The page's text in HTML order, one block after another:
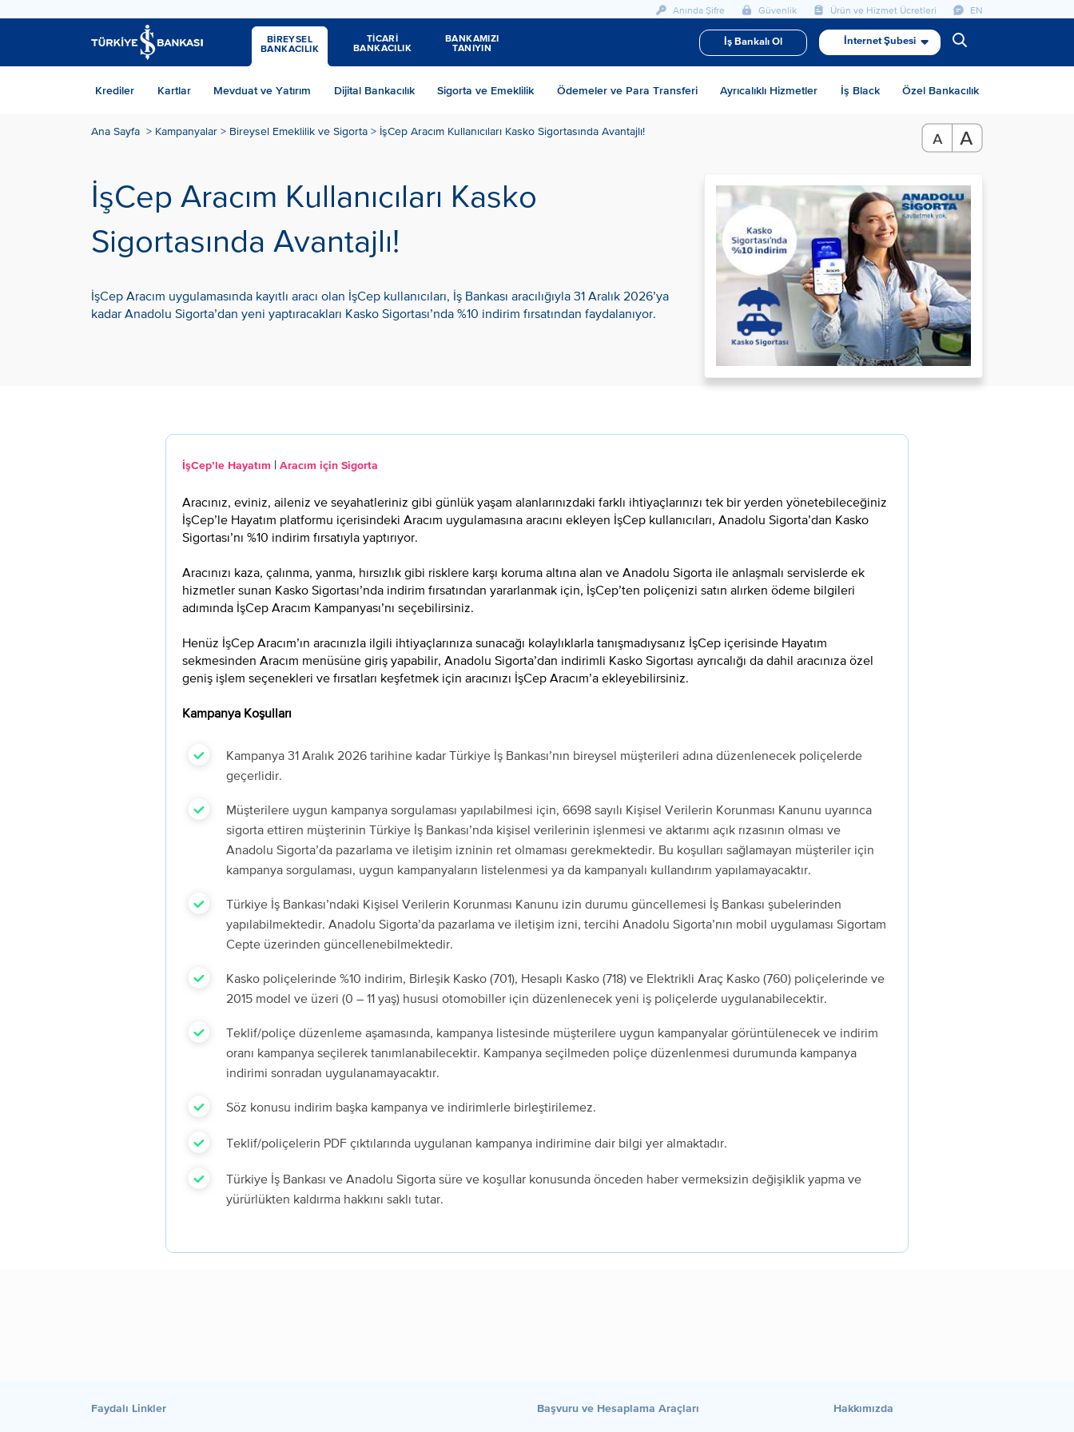
Anında Şifre Güvenlik Ürün ve Hizmet Ücretleri EN
BİREYSEL
BANKACILIK
TİCARİ
BANKACILIK
BANKAMIZI
TANIYIN
İş Bankalı Ol İnternet Şubesi
Krediler Kartlar Mevduat ve Yatırım Dijital Bankacılık Sigorta ve Emeklilik Ödemeler ve Para Transferi Ayrıcalıklı Hizmetler İş Black Özel Bankacılık
Ana Sayfa > Kampanyalar > Bireysel Emeklilik ve Sigorta > İşCep Aracım Kullanıcıları Kasko Sigortasında Avantajlı!
İşCep Aracım Kullanıcıları Kasko
Sigortasında Avantajlı!
İşCep Aracım uygulamasında kayıtlı aracı olan İşCep kullanıcıları, İş Bankası aracılığıyla 31 Aralık 2026’ya
kadar Anadolu Sigorta’dan yeni yaptıracakları Kasko Sigortası’nda %10 indirim fırsatından faydalanıyor.
İşCep’le Hayatım | Aracım için Sigorta
Aracınız, eviniz, aileniz ve seyahatleriniz gibi günlük yaşam alanlarınızdaki farklı ihtiyaçlarınızı tek bir yerden yönetebileceğiniz
İşCep’le Hayatım platformu içerisindeki Aracım uygulamasına aracını ekleyen İşCep kullanıcıları, Anadolu Sigorta’dan Kasko
Sigortası’nı %10 indirim fırsatıyla yaptırıyor.
Aracınızı kaza, çalınma, yanma, hırsızlık gibi risklere karşı koruma altına alan ve Anadolu Sigorta ile anlaşmalı servislerde ek
hizmetler sunan Kasko Sigortası’nda indirim fırsatından yararlanmak için, İşCep’ten poliçenizi satın alırken ödeme bilgileri
adımında İşCep Aracım Kampanyası’nı seçebilirsiniz.
Henüz İşCep Aracım’ın aracınızla ilgili ihtiyaçlarınıza sunacağı kolaylıklarla tanışmadıysanız İşCep içerisinde Hayatım
sekmesinden Aracım menüsüne giriş yapabilir, Anadolu Sigorta’dan indirimli Kasko Sigortası ayrıcalığı da dahil aracınıza özel
geniş işlem seçenekleri ve fırsatları keşfetmek için aracınızı İşCep Aracım’a ekleyebilirsiniz.
Kampanya Koşulları
​Kampanya 31 Aralık 2026 tarihine kadar Türkiye İş Bankası’nın bireysel müşterileri adına düzenlenecek poliçelerde
geçerlidir.
Müşterilere uygun kampanya sorgulaması yapılabilmesi için, 6698 sayılı Kişisel Verilerin Korunması Kanunu uyarınca
sigorta ettiren müşterinin Türkiye İş Bankası’nda kişisel verilerinin işlenmesi ve aktarımı açık rızasının olması ve
Anadolu Sigorta’da pazarlama ve iletişim izninin ret olmaması gerekmektedir. Bu koşulları sağlamayan müşteriler için
kampanya sorgulaması, uygun kampanyaların listelenmesi ya da kampanyalı kullandırım yapılamayacaktır.
Türkiye İş Bankası’ndaki Kişisel Verilerin Korunması Kanunu izin durumu güncellemesi İş Bankası şubelerinden
yapılabilmektedir. Anadolu Sigorta’da pazarlama ve iletişim izni, tercihi Anadolu Sigorta’nın mobil uygulaması Sigortam
Cepte üzerinden güncellenebilmektedir.
Kasko poliçelerinde %10 indirim, Birleşik Kasko (701), Hesaplı Kasko (718) ve Elektrikli Araç Kasko (760) poliçelerinde ve
2015 model ve üzeri (0 – 11 yaş) hususi otomobiller için düzenlenecek yeni iş poliçelerde uygulanabilecektir.
Teklif/poliçe düzenleme aşamasında, kampanya listesinde müşterilere uygun kampanyalar görüntülenecek ve indirim
oranı kampanya seçilerek tanımlanabilecektir. Kampanya seçilmeden poliçe düzenlenmesi durumunda kampanya
indirimi sonradan uygulanamayacaktır.
Söz konusu indirim başka kampanya ve indirimlerle birleştirilemez.
Teklif/poliçelerin PDF çıktılarında uygulanan kampanya indirimine dair bilgi yer almaktadır.
Türkiye İş Bankası ve Anadolu Sigorta süre ve koşullar konusunda önceden haber vermeksizin değişiklik yapma ve
yürürlükten kaldırma hakkını saklı tutar.
Faydalı Linkler Başvuru ve Hesaplama Araçları Hakkımızda